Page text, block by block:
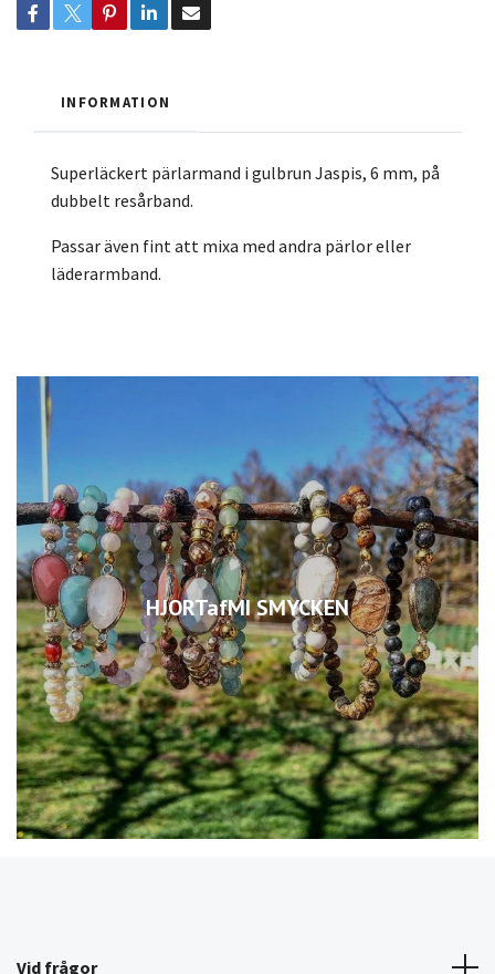
HJORTafMI SMYCKEN
INFORMATION
Superläckert pärlarmand i gulbrun Jaspis, 6 mm, på
dubbelt resårband.
Passar även fint att mixa med andra pärlor eller
läderarmband.
Vid frågor